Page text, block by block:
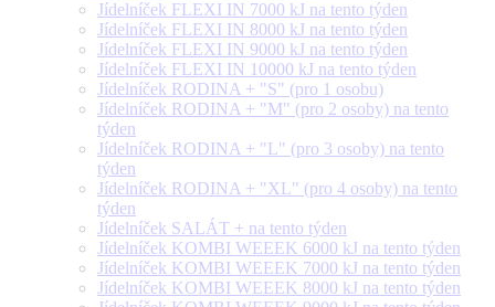
Jídelníček FLEXI IN 7000 kJ na tento týden
Jídelníček FLEXI IN 8000 kJ na tento týden
Jídelníček FLEXI IN 9000 kJ na tento týden
Jídelníček FLEXI IN 10000 kJ na tento týden
Jídelníček RODINA + "S" (pro 1 osobu)
Jídelníček RODINA + "M" (pro 2 osoby) na tento
týden
Jídelníček RODINA + "L" (pro 3 osoby) na tento
týden
Jídelníček RODINA + "XL" (pro 4 osoby) na tento
týden
Jídelníček SALÁT + na tento týden
Jídelníček KOMBI WEEEK 6000 kJ na tento týden
Jídelníček KOMBI WEEEK 7000 kJ na tento týden
Jídelníček KOMBI WEEEK 8000 kJ na tento týden